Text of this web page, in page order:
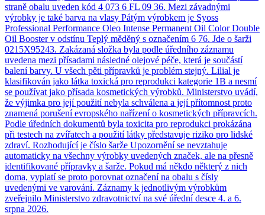
straně obalu uveden kód 4 073 6 FL 09 36. Mezi závadnými
výrobky je také barva na vlasy Pátým výrobkem je Syoss
Professional Performance Oleo Intense Permanent Oil Color Double
Oil Booster v odstínu Teplý měděný s označením 6 76. Jde o šarži
0215X95243. Zakázaná složka byla podle úředního záznamu
uvedena mezi přísadami následné olejové péče, která je součástí
balení barvy. U všech pěti přípravků je problém stejný. Lilial je
klasifikován jako látka toxická pro reprodukci kategorie 1B a nesmí
se používat jako přísada kosmetických výrobků. Ministerstvo uvádí,
že výjimka pro její použití nebyla schválena a její přítomnost proto
znamená porušení evropského nařízení o kosmetických přípravcích.
Podle úředních dokumentů byla toxicita pro reprodukci prokázána
při testech na zvířatech a použití látky představuje riziko pro lidské
zdraví. Rozhodující je číslo šarže Upozornění se nevztahuje
automaticky na všechny výrobky uvedených značek, ale na přesně
identifikované přípravky a šarže. Pokud má někdo některý z nich
doma, vyplatí se proto porovnat označení na obalu s čísly
uvedenými ve varování. Záznamy k jednotlivým výrobkům
zveřejnilo Ministerstvo zdravotnictví na své úřední desce 4. a 6.
srpna 2026.